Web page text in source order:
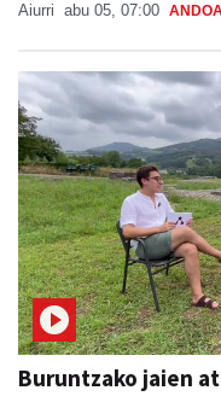
Aiurri abu 05, 07:00
Buruntzako jaien